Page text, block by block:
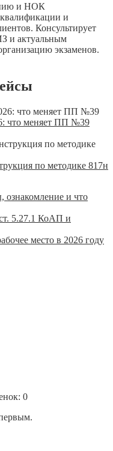
и НОК
и
Консультирует
и актуальным
экзаменов.
что меняет ПП №39
по методике 817н
ознакомление и что
5.27.1 КоАП и
место в 2026 году
0